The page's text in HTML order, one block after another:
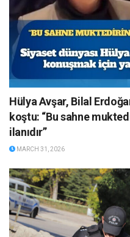
Hülya Avşar, Bilal
koştu: “Bu sahne
ilanıdır”
MARCH 31, 2026